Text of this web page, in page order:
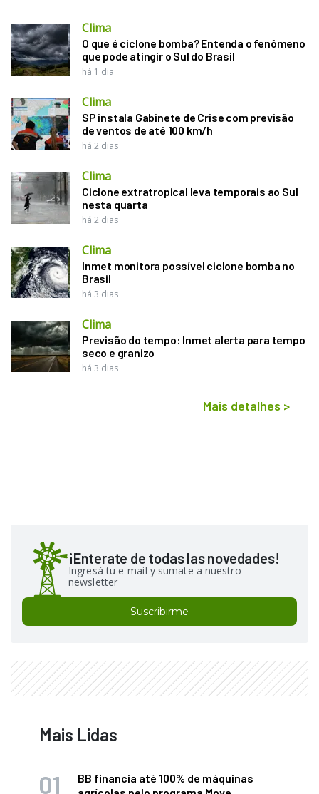
Clima
O que é ciclone bomba? Entenda o fenômeno
que pode atingir o Sul do Brasil
há 1 dia
Clima
SP instala Gabinete de Crise com previsão
de ventos de até 100 km/h
há 2 dias
Clima
Ciclone extratropical leva temporais ao Sul
nesta quarta
há 2 dias
Clima
Inmet monitora possível ciclone bomba no
Brasil
há 3 dias
Clima
Previsão do tempo: Inmet alerta para tempo
seco e granizo
há 3 dias
Mais detalhes >
¡Enterate de todas las novedades!
Ingresá tu e-mail y sumate a nuestro
newsletter
Suscribirme
Mais Lidas
BB financia até 100% de máquinas